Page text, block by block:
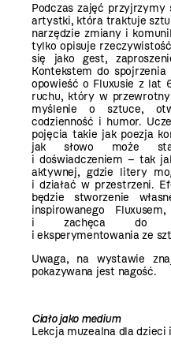
Podczas zajęć
artystki, która traktuje
narzędzie zmiany i
tylko opisuje
się jako gest,
Kontekstem do
opowieść o Fluxusie z lat
ruchu, który w
myślenie o sztuce,
codzienność i humor.
pojęcia takie jak poezja
jak słowo może
i doświadczeniem – tak
aktywnej, gdzie litery
i działać w przestrzeni.
będzie stworzenie
inspirowanego
i zachęca do
i eksperymentowania ze
Uwaga, na wystawie
pokazywana jest nagość.
Ciało jako medium
Lekcja muzealna dla dzieci